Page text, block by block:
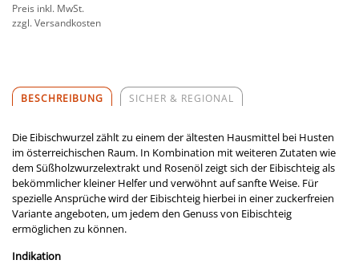
Preis inkl. MwSt.
zzgl. Versandkosten
BESCHREIBUNG SICHER & REGIONAL
Die Eibischwurzel zählt zu einem der ältesten Hausmittel bei Husten
im österreichischen Raum. In Kombination mit weiteren Zutaten wie
dem Süßholzwurzelextrakt und Rosenöl zeigt sich der Eibischteig als
bekömmlicher kleiner Helfer und verwöhnt auf sanfte Weise. Für
spezielle Ansprüche wird der Eibischteig hierbei in einer zuckerfreien
Variante angeboten, um jedem den Genuss von Eibischteig
ermöglichen zu können.
Indikation